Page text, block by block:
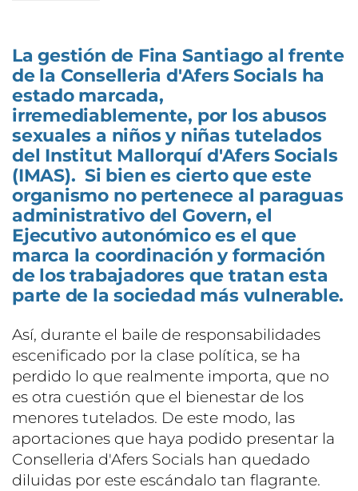
La gestión de Fina Santiago al frente
de la Conselleria d'Afers Socials ha
estado marcada,
irremediablemente, por los abusos
sexuales a niños y niñas tutelados
del Institut Mallorquí d'Afers Socials
(IMAS). Si bien es cierto que este
organismo no pertenece al paraguas
administrativo del Govern, el
Ejecutivo autonómico es el que
marca la coordinación y formación
de los trabajadores que tratan esta
parte de la sociedad más vulnerable.
Así, durante el baile de responsabilidades
escenificado por la clase política, se ha
perdido lo que realmente importa, que no
es otra cuestión que el bienestar de los
menores tutelados. De este modo, las
aportaciones que haya podido presentar la
Conselleria d'Afers Socials han quedado
diluidas por este escándalo tan flagrante.